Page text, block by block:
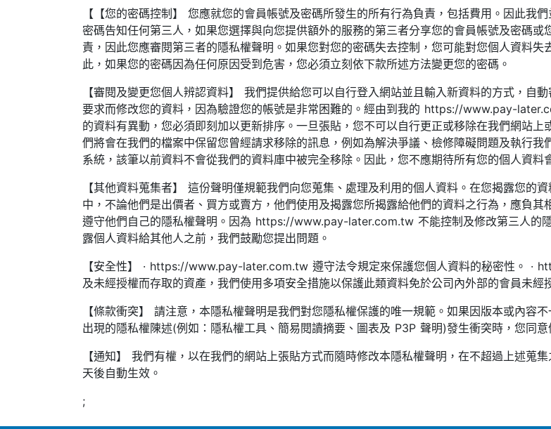
【【您的密碼控制】 您應就您的會員帳號及密碼所發生的所有行為負責，包括費用。因此
密碼告知任何第三人，如果您選擇與向您提供額外的服務的第三者分享您的會員帳號及密碼
責，因此您應審閱第三者的隱私權聲明。如果您對您的密碼失去控制，您可能對您個人資料
此，如果您的密碼因為任何原因受到危害，您必須立刻依下款所述方法變更您的密碼。
【審閱及變更您個人辨認資料】 我們提供給您可以自行登入網站並且輸入新資料的方式，自
要求而修改您的資料，因為驗證您的帳號是非常困難的。經由到我的 https://www.pay-
的資料有異動，您必須即刻加以更新排序。一旦張貼，您不可以自行更正或移除在我們網站
們將會在我們的檔案中保留您曾經請求移除的訊息，例如為解決爭議、檢修障礙問題及執行
系統，該筆以前資料不會從我們的資料庫中被完全移除。因此，您不應期待所有您的個人資料
【其他資料蒐集者】 這份聲明僅規範我們向您蒐集、處理及利用的個人資料。在您揭露您的
中，不論他們是出價者、買方或賣方，他們使用及揭露您所揭露給他們的資料之行為，應負
遵守他們自己的隱私權聲明。因為 https://www.pay-later.com.tw 不能控制及修改第三人的
露個人資料給其他人之前，我們鼓勵您提出問題。
【安全性】 · https://www.pay-later.com.tw 遵守法令規定來保護您個人資料的秘密性。
及未經授權而存取的資產，我們使用多項安全措施以保護此類資料免於公司內外部的會員未經
【條款衝突】 請注意，本隱私權聲明是我們對您隱私權保護的唯一規範。如果因版本或內容
出現的隱私權陳述(例如：隱私權工具、簡易閱讀摘要、圖表及 P3P 聲明)發生衝突時，您同
【通知】 我們有權，以在我們的網站上張貼方式而隨時修改本隱私權聲明，在不超過上述蒐
天後自動生效。
;